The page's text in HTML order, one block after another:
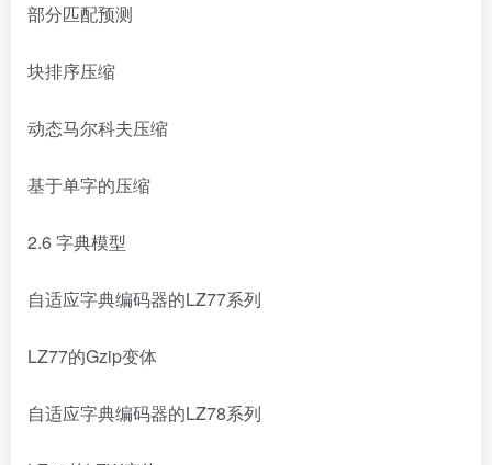
部分匹配预测
块排序压缩
动态马尔科夫压缩
基于单字的压缩
2.6 字典模型
自适应字典编码器的LZ77系列
LZ77的Gzip变体
自适应字典编码器的LZ78系列